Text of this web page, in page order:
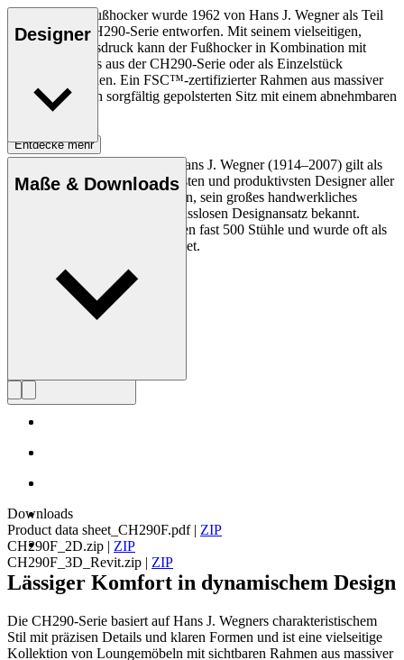
Der CH290F Fußhocker wurde 1962 von Hans J. Wegner als Teil
der größeren CH290-Serie entworfen. Mit seinem vielseitigen,
entspannten Ausdruck kann der Fußhocker in Kombination mit
anderen Designs aus der CH290-Serie oder als Einzelstück
verwendet werden. Ein FSC™-zertifizierter Rahmen aus massiver
Eiche trägt einen sorgfältig gepolsterten Sitz mit einem abnehmbaren
Stoffbezug.
Entdecke mehr
Designer
Der dänische Möbeldesigner Hans J. Wegner (1914–2007) gilt als
einer der kreativsten, innovativsten und produktivsten Designer aller
Zeiten und ist für seine Präzision, sein großes handwerkliches
Geschick und seinen kompromisslosen Designansatz bekannt.
Wegner entwarf in seinem Leben fast 500 Stühle und wurde oft als
der Meister des Stuhls bezeichnet.
Profil Hans J. Wegner
Maße & Downloads
Downloads
Product data sheet_CH290F.pdf| ZIP
CH290F_2D.zip | ZIP
CH290F_3D_Revit.zip | ZIP
Lässiger Komfort in dynamischem Design
Die CH290-Serie basiert auf Hans J. Wegners charakteristischem
Stil mit präzisen Details und klaren Formen und ist eine vielseitige
Kollektion von Loungemöbeln mit sichtbaren Rahmen aus massiver